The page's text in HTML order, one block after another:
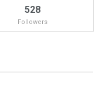
528
Followers